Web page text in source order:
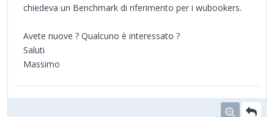
chiedeva un Benchmark di riferimento per i wubookers.
Avete nuove ? Qualcuno è interessato ?
Saluti
Massimo